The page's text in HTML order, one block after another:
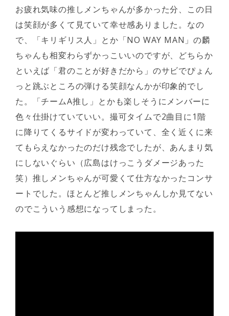
お疲れ気味の推しメンちゃんが多かった分、この日
は笑顔が多くて見ていて幸せ感ありました。なの
で、「キリギリス人」とか「NO WAY MAN」の麟
ちゃんも相変わらずかっこいいのですが、どちらか
といえば「君のことが好きだから」のサビでぴょん
っと跳ぶところの弾ける笑顔なんかが印象的でし
た。「チームA推し」とかも楽しそうにメンバーに
色々仕掛けていていい。撮可タイムで2曲目に1階
に降りてくるサイドが変わっていて、全く近くに来
てもらえなかったのだけ残念でしたが、あんまり気
にしないぐらい（広島はけっこうダメージあった
笑）推しメンちゃんが可愛くて仕方なかったコンサ
ートでした。ほとんど推しメンちゃんしか見てない
のでこういう感想になってしまった。